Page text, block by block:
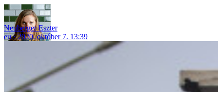
Neuberger Eszter
eu
2020. október 7. 13:39